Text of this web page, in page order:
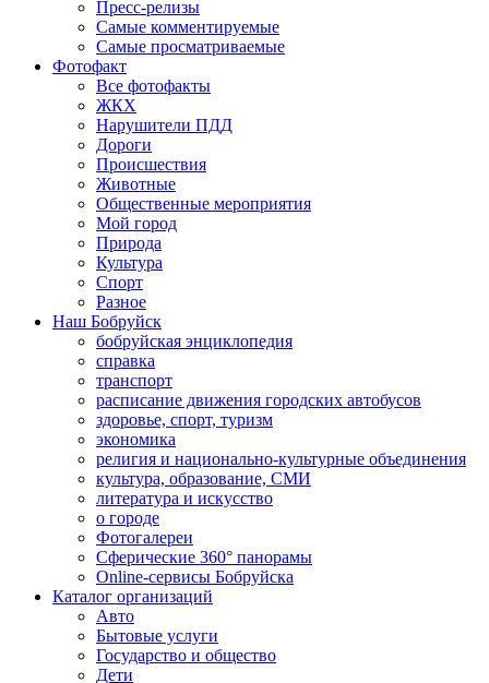
Пресс-релизы
Самые комментируемые
Самые просматриваемые
Фотофакт
Все фотофакты
ЖКХ
Нарушители ПДД
Дороги
Происшествия
Животные
Общественные мероприятия
Мой город
Природа
Культура
Спорт
Разное
Наш Бобруйск
бобруйская энциклопедия
справка
транспорт
расписание движения городских автобусов
здоровье, спорт, туризм
экономика
религия и национально-культурные объединения
культура, образование, СМИ
литература и искусство
о городе
Фотогалереи
Сферические 360° панорамы
Online-сервисы Бобруйска
Каталог организаций
Авто
Бытовые услуги
Государство и общество
Дети